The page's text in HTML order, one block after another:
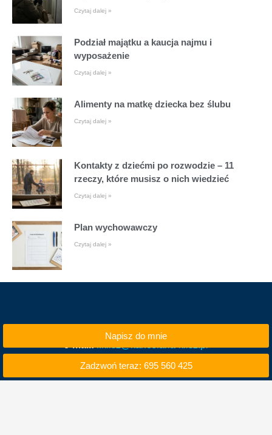
Czytaj dalej »
Podział majątku a kaucja najmu i
wyposażenie
Czytaj dalej »
Alimenty na matkę dziecka bez ślubu
Czytaj dalej »
Kontakty z dziećmi po rozwodzie – 11
rzeczy, które musisz o nich wiedzieć
Czytaj dalej »
Plan wychowawczy
Czytaj dalej »
e-mail: i.klisz@kancelaria-klisz.pl
Napisz do mnie
Zadzwoń teraz: 695 560 425